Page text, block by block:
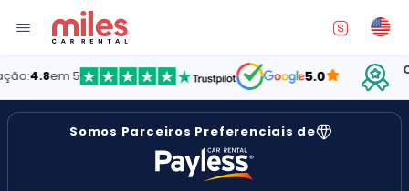
em 5 5.0
Somos Parceiros Preferenciais de